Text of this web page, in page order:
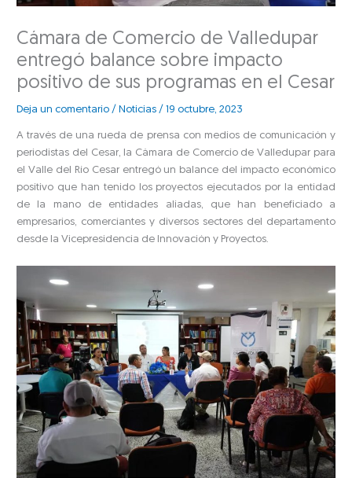
Cámara de Comercio de Valledupar
entregó balance sobre impacto
positivo de sus programas en el Cesar
Deja un comentario / Noticias /19 octubre, 2023
A través de una rueda de prensa con medios de comunicación y
periodistas del Cesar, la Cámara de Comercio de Valledupar para
el Valle del Río Cesar entregó un balance del impacto económico
positivo que han tenido los proyectos ejecutados por la entidad
de la mano de entidades aliadas, que han beneficiado a
empresarios, comerciantes y diversos sectores del departamento
desde la Vicepresidencia de Innovación y Proyectos.